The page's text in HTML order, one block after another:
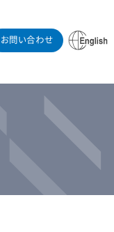
ーステージ搭載ラマン顕微鏡
ラマン測定用密閉容器
お問い合わせ